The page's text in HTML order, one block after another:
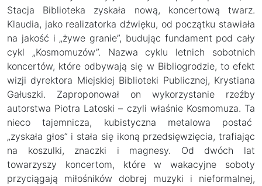
Stacja Biblioteka zyskała nową, koncertową twarz.
Klaudia, jako realizatorka dźwięku, od początku stawiała
na jakość i „żywe granie”, budując fundament pod cały
cykl „Kosmomuzów”. Nazwa cyklu letnich sobotnich
koncertów, które odbywają się w Bibliogrodzie, to efekt
wizji dyrektora Miejskiej Biblioteki Publicznej, Krystiana
Gałuszki. Zaproponował on wykorzystanie rzeźby
autorstwa Piotra Latoski – czyli właśnie Kosmomuza. Ta
nieco tajemnicza, kubistyczna metalowa postać
„zyskała głos” i stała się ikoną przedsięwzięcia, trafiając
na koszulki, znaczki i magnesy. Od dwóch lat
towarzyszy koncertom, które w wakacyjne soboty
przyciągają miłośników dobrej muzyki i nieformalnej,